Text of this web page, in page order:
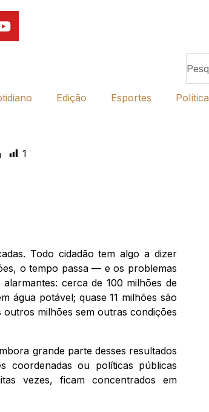
Edição Esportes Política
1
Todo cidadão tem algo a dizer
o tempo passa — e os problemas
cerca de 100 milhões de
água potável; quase 11 milhões são
milhões sem outras condições
grande parte desses resultados
coordenadas ou políticas públicas
vezes, ficam concentrados em